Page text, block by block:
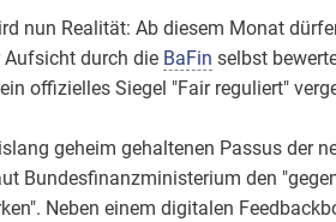
nun Realität: Ab diesem Monat
durch die BaFin selbst
offizielles Siegel "Fair reguliert"
geheim gehaltenen Passus der
Bundesfinanzministerium den
Neben einem digitalen